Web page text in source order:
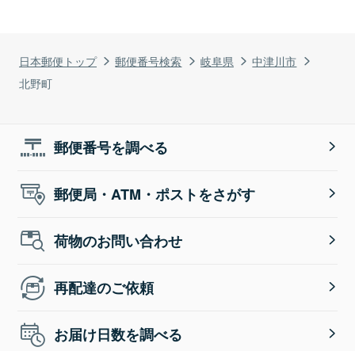
日本郵便トップ 郵便番号検索 岐阜県
中津川市
北野町
郵便番号を調べる
郵便局・ATM・ポストをさがす
荷物のお問い合わせ
再配達のご依頼
お届け日数を調べる